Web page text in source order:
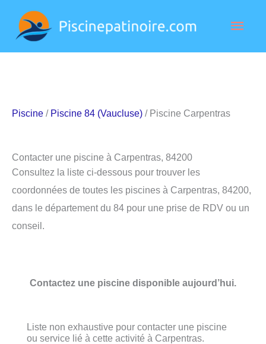
contenu
Piscine / Piscine 84 (Vaucluse) / Piscine Carpentras
Contacter une piscine à Carpentras, 84200
Consultez la liste ci-dessous pour trouver les
coordonnées de toutes les piscines à Carpentras, 84200,
dans le département du 84 pour une prise de RDV ou un
conseil.
Contactez une piscine disponible aujourd’hui.
Liste non exhaustive pour contacter une piscine
ou service lié à cette activité à Carpentras.